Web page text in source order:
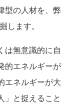
型の人材を、弊
します。
は無意識的に自
的エネルギーが
エネルギーが大
」と捉えること